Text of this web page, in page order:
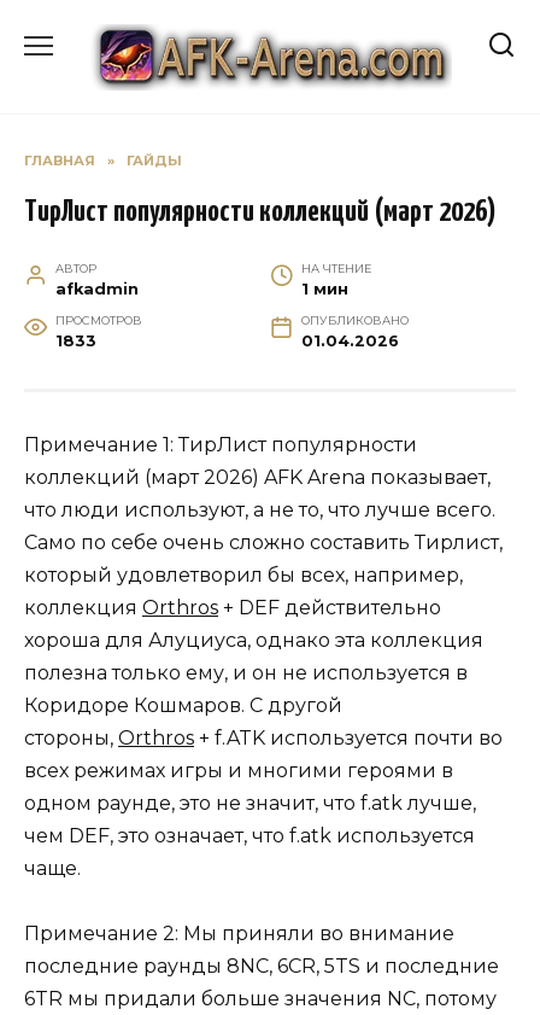
содержанию
ГЛАВНАЯ » ГАЙДЫ
ТирЛист популярности коллекций (март 2026)
АВТОР
afkadmin
НА ЧТЕНИЕ
1 мин
ПРОСМОТРОВ
1833
ОПУБЛИКОВАНО
01.04.2026
Примечание 1: ТирЛист популярности
коллекций (март 2026) AFK Arena показывает,
что люди используют, а не то, что лучше всего.
Само по себе очень сложно составить Тирлист,
который удовлетворил бы всех, например,
коллекция Orthros + DEF действительно
хороша для Алуциуса, однако эта коллекция
полезна только ему, и он не используется в
Коридоре Кошмаров. С другой
стороны, Orthros + f.ATK используется почти во
всех режимах игры и многими героями в
одном раунде, это не значит, что f.atk лучше,
чем DEF, это означает, что f.atk используется
чаще.
Примечание 2: Мы приняли во внимание
последние раунды 8NC, 6CR, 5TS и последние
6TR мы придали больше значения NC, потому